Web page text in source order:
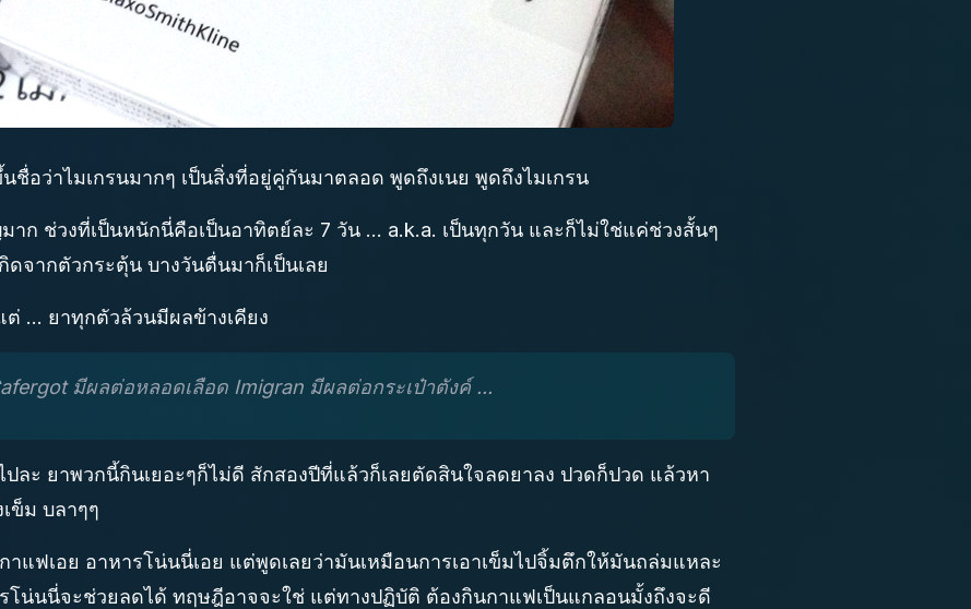
นชื่อว่าไมเกรนมากๆ เป็นสิ่งที่อยู่คู่กันมาตลอด พูดถึงเนย พูดถึงไมเกรน
ก ช่วงที่เป็นหนักนี่คือเป็นอาทิตย์ละ 7 วัน ... a.k.a. เป็นทุกวัน และก็ไม่ใช่แค่ช่วงสั้นๆ
ดจากตัวกระตุ้น บางวันตื่นมาก็เป็นเลย
... ยาทุกตัวล้วนมีผลข้างเคียง
มีผลต่อหลอดเลือด Imigran มีผลต่อกระเป๋าตังค์ ...
ปละ ยาพวกนี้กินเยอะๆก็ไม่ดี สักสองปีที่แล้วก็เลยตัดสินใจลดยาลง ปวดก็ปวด แล้วหา
ข็ม บลาๆๆ
าแฟเอย อาหารโน่นนี่เอย แต่พูดเลยว่ามันเหมือนการเอาเข็มไปจิ้มตึกให้มันถล่มแหละ
โน่นนี่จะช่วยลดได้ ทฤษฎีอาจจะใช่ แต่ทางปฏิบัติ ต้องกินกาแฟเป็นแกลอนมั้งถึงจะดี